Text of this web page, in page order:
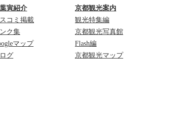
寅紹介 京都観光案内
コミ掲載 観光特集編
ク集 京都観光写真館
マップ Flash編
グ
京都観光マップ